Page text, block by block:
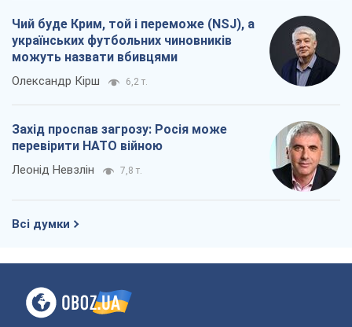
Чий буде Крим, той і переможе (NSJ), а
українських футбольних чиновників
можуть назвати вбивцями
Олександр Кірш 6,2 т.
Захід проспав загрозу: Росія може
перевірити НАТО війною
Леонід Невзлін 7,8 т.
Всі думки